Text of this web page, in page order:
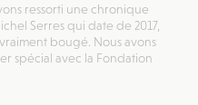
ressorti une chronique
Serres qui date de 2017,
bougé. Nous avons
spécial avec la Fondation